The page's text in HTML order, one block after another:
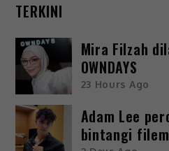
TERKINI
Mira Filzah
OWNDAYS
23 Hours Ago
Adam Lee
bintangi